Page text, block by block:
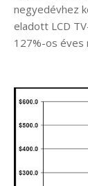
negyedévhez
eladott LCD
127%-os éves